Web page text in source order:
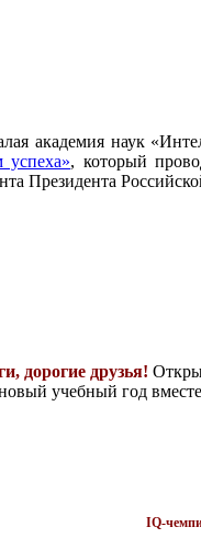
академия наук
успеха», который
Президента
дорогие друзья!
учебный год
IQ-